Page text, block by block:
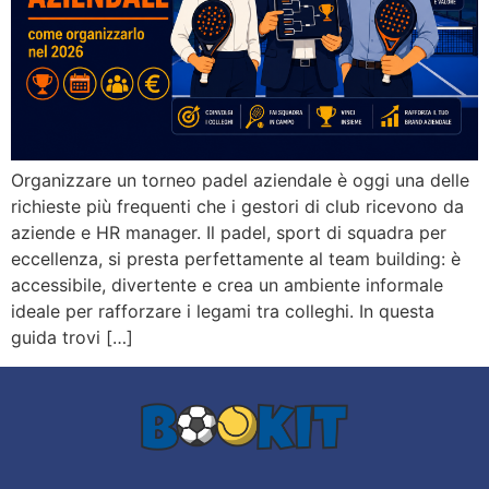
Organizzare un torneo padel aziendale è oggi una delle
richieste più frequenti che i gestori di club ricevono da
aziende e HR manager. Il padel, sport di squadra per
eccellenza, si presta perfettamente al team building: è
accessibile, divertente e crea un ambiente informale
ideale per rafforzare i legami tra colleghi. In questa
guida trovi […]